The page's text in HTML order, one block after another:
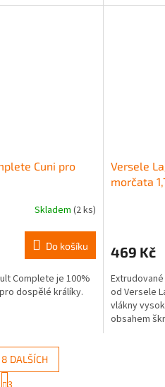
Cuni pro
Skladem (2 ks)
Do košíku
Complete je 100%
dospělé králíky.
Versele
morčata
469 Kč
od Versele
vlákny
obsahem
DALŠÍCH